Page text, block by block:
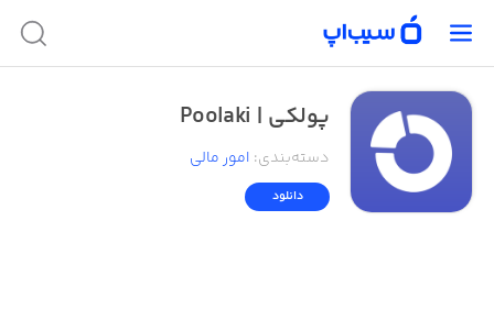
پولکی | Poolaki
دسته‌بندی: امور ‌مالی
دانلود